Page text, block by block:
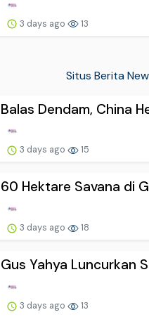
3 days ago 13
Situs Berita
Balas Dendam, China
3 days ago 15
60 Hektare Savana di
3 days ago 18
Gus Yahya Luncurkan
3 days ago 13